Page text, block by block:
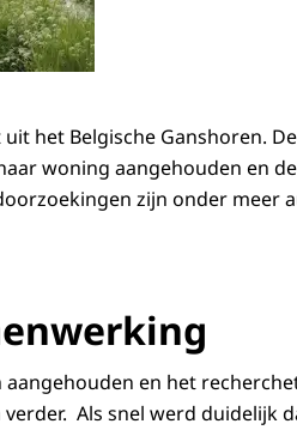
het Belgische Ganshoren.
woning aangehouden en
zijn onder meer
en het
Als snel werd duidelijk